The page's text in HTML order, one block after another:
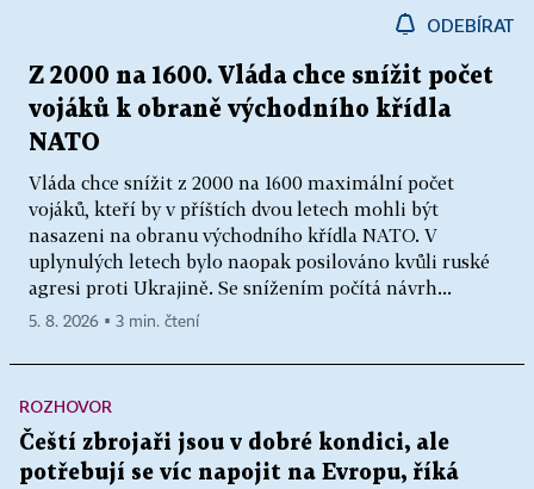
ODEBÍRAT
Z 2000 na 1600. Vláda chce snížit počet
vojáků k obraně východního křídla
NATO
Vláda chce snížit z 2000 na 1600 maximální počet
vojáků, kteří by v příštích dvou letech mohli být
nasazeni na obranu východního křídla NATO. V
uplynulých letech bylo naopak posilováno kvůli ruské
agresi proti Ukrajině. Se snížením počítá návrh...
5. 8. 2026 ▪ 3 min. čtení
ROZHOVOR
Čeští zbrojaři jsou v dobré kondici, ale
potřebují se víc napojit na Evropu, říká